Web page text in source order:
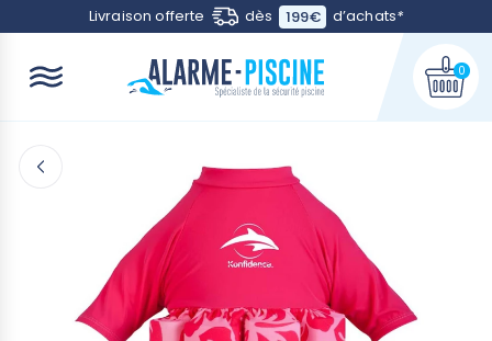
Contactez-nousLivraison offerte dès 199€ d’achats*
0